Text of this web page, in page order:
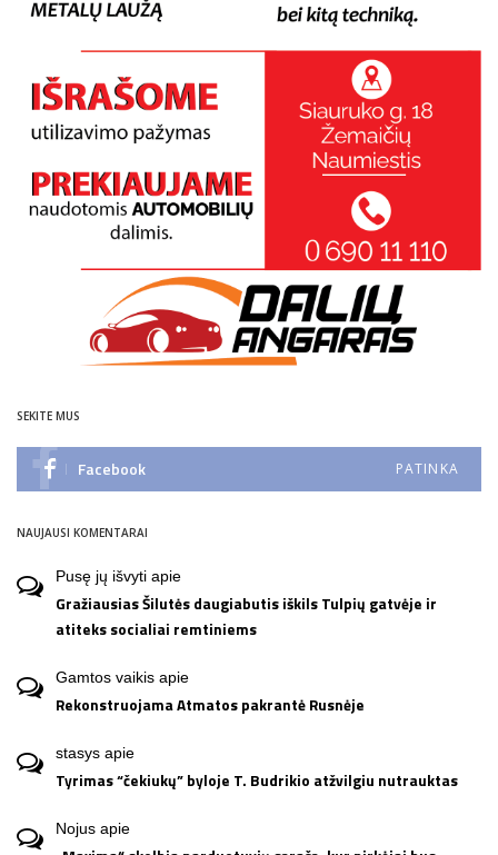
SEKITE MUS
Facebook PATINKA
NAUJAUSI KOMENTARAI
Pusę jų išvyti apie
Gražiausias Šilutės daugiabutis iškils Tulpių gatvėje ir
atiteks socialiai remtiniems
Gamtos vaikis apie
Rekonstruojama Atmatos pakrantė Rusnėje
stasys apie
Tyrimas “čekiukų” byloje T. Budrikio atžvilgiu nutrauktas
Nojus apie